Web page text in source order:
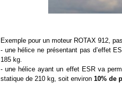
Exemple pour un moteur ROTAX 912,
- une hélice ne présentant pas d’effet
185 kg.
- une hélice ayant un effet ESR va
statique de 210 kg, soit environ 10% de